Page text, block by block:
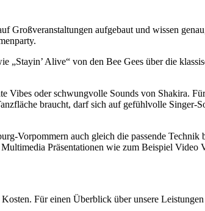
Großveranstaltungen aufgebaut und wissen
Alive“ von den Bee Gees über die
oder schwungvolle Sounds von Shakira.
braucht, darf sich auf gefühlvolle Singer-
Vorpommern auch gleich die passende Technik
Präsentationen wie zum Beispiel Video
Für einen Überblick über unsere